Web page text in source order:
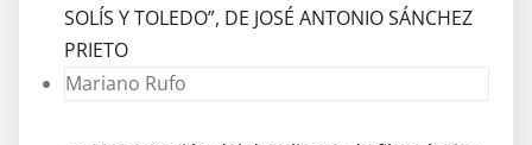
SOLÍS Y TOLEDO”, DE JOSÉ ANTONIO SÁNCHEZ
PRIETO
Mariano Rufo